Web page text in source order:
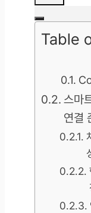
Table
스마
연결